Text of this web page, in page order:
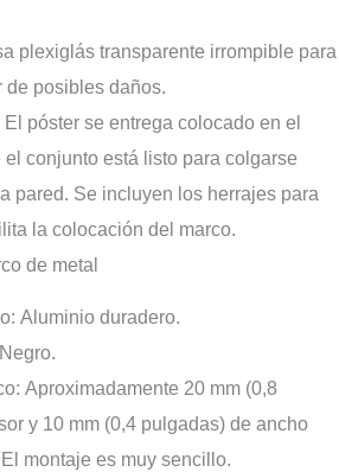
plexiglás transparente irrompible para
de posibles daños.
El póster se entrega colocado en el
el conjunto está listo para colgarse
pared. Se incluyen los herrajes para
la colocación del marco.
de metal
: Aluminio duradero.
: Aproximadamente 20 mm (0,8
y 10 mm (0,4 pulgadas) de ancho
El montaje es muy sencillo.